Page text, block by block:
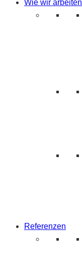
Wie wir arbeiten
Referenzen